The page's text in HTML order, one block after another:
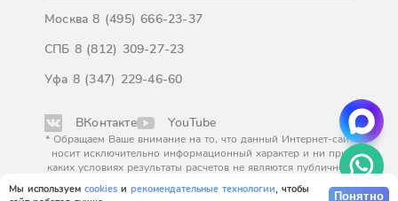
Мы используем cookies и рекомендательные технологии, чтобы
Понятно
Москва8 (495) 666-23-37
СПБ 8 (812) 309-27-23
Уфа 8 (347) 229-46-60
ВКонтакте YouTube
* Обращаем Ваше внимание на то, что данный Интернет-сайт
носит исключительно информационный характер и ни при
каких условиях результаты расчетов не являются публичной
Гражданского кодекса Российской Федерации. За